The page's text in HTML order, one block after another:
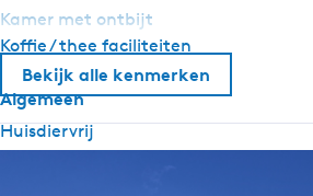
Kamer met ontbijt
Koffie / thee faciliteiten
Algemeen
Huisdiervrij
Centrale verwarming
Bekijk alle kenmerken